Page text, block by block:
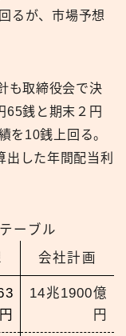
るが、市場予想
も取締役会で決
65銭と期末２円
を10銭上回る。
出した年間配当利
ーブル
会社計画
14兆1900億
円